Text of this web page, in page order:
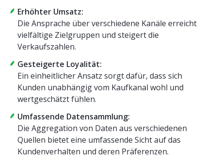
Erhöhter Umsatz:
Die Ansprache über verschiedene Kanäle erreicht
vielfältige Zielgruppen und steigert die
Verkaufszahlen.
Gesteigerte Loyalität:
Ein einheitlicher Ansatz sorgt dafür, dass sich
Kunden unabhängig vom Kaufkanal wohl und
wertgeschätzt fühlen.
Umfassende Datensammlung:
Die Aggregation von Daten aus verschiedenen
Quellen bietet eine umfassende Sicht auf das
Kundenverhalten und deren Präferenzen.